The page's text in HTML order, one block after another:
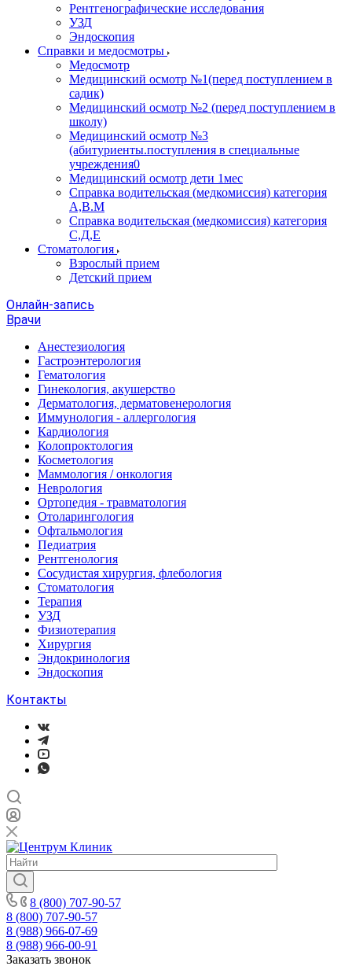
Рентгенографические исследования
УЗД
Эндоскопия
Справки и медосмотры
Медосмотр
Медицинский осмотр №1(перед поступлением в
садик)
Медицинский осмотр №2 (перед поступлением в
школу)
Медицинский осмотр №3
(абитуриенты.поступления в специальные
учреждения0
Медицинский осмотр дети 1мес
Справка водительская (медкомиссия) категория
А,В.М
Справка водительская (медкомиссия) категория
С,Д,Е
Стоматология
Взрослый прием
Детский прием
Онлайн-запись
Врачи
Анестезиология
Гастроэнтерология
Гематология
Гинекология, акушерство
Дерматология, дерматовенерология
Иммунология - аллергология
Кардиология
Колопроктология
Косметология
Маммология / онкология
Неврология
Ортопедия - травматология
Отоларингология
Офтальмология
Педиатрия
Рентгенология
Сосудистая хирургия, флебология
Стоматология
Терапия
УЗД
Физиотерапия
Хирургия
Эндокринология
Эндоскопия
Контакты
8 (800) 707-90-57
8 (800) 707-90-57
8 (988) 966-07-69
8 (988) 966-00-91
Заказать звонок